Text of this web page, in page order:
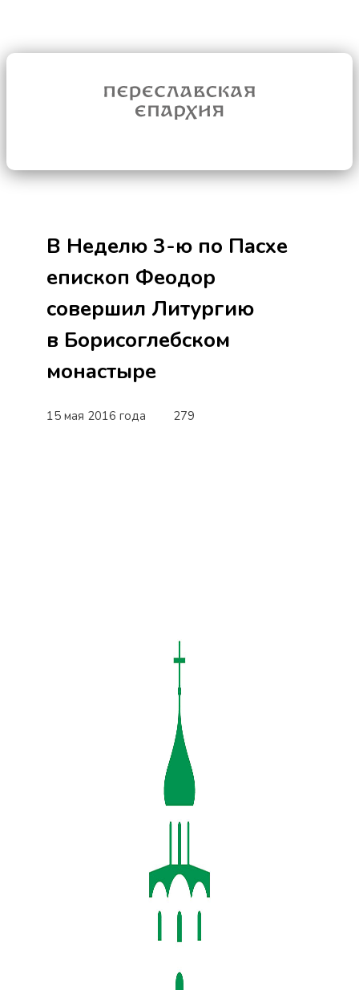
В Неделю 3-ю по Пасхе
епископ Феодор
совершил Литургию
в Борисоглебском
монастыре
15 мая 2016 года 279